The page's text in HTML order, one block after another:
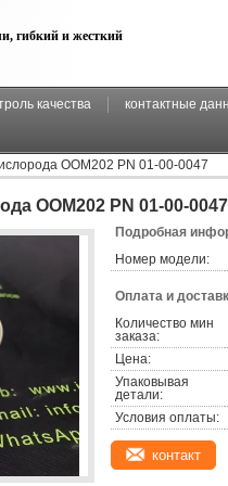
гибкий и жесткий
качества контактные
OOM202 PN 01-00-0047
OOM202 PN 01-00-0047
Подробная
Номер модели:
Оплата и
Количество мин
заказа:
Цена:
Упаковывая
детали:
Условия оплаты:
контакт